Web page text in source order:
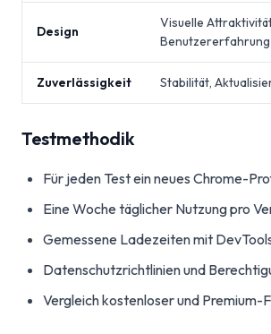
Design
Visuelle
Benutzererfahrung
Zuverlässigkeit Stabilität,
Testmethodik
Für jeden Test ein neues Chrome-
Eine Woche täglicher Nutzung pro
Gemessene Ladezeiten mit
Datenschutzrichtlinien und
Vergleich kostenloser und Premium-